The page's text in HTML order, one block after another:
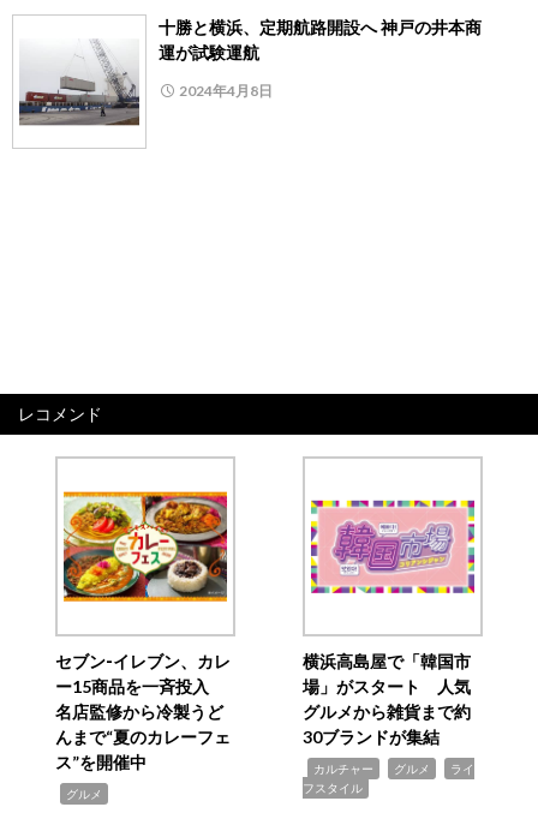
十勝と横浜、定期航路開設へ 神戸の井本商
運が試験運航
2024年4月8日
レコメンド
セブン‐イレブン、カレ
ー15商品を一斉投入
名店監修から冷製うど
んまで“夏のカレーフェ
ス”を開催中
グルメ
横浜高島屋で「韓国市
場」がスタート 人気
グルメから雑貨まで約
30ブランドが集結
カルチャー グルメ
ライ
フスタイル